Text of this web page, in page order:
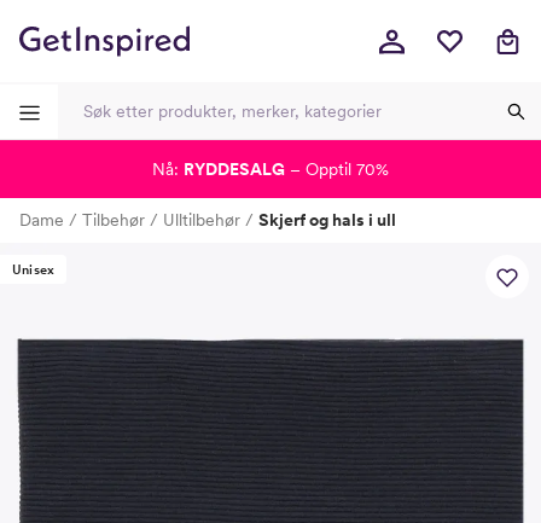
Dame Tilbehør Ulltilbehør Skjerf og hals i ull
Unisex
Nå: RYDDESALG – Opptil 70%
-
-
-
-